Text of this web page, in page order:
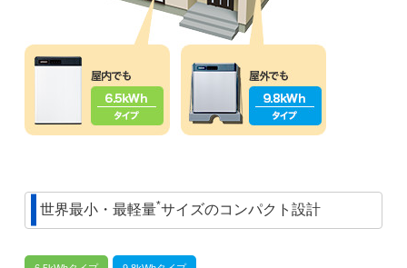
世界最小・最軽量*サイズのコンパクト設計